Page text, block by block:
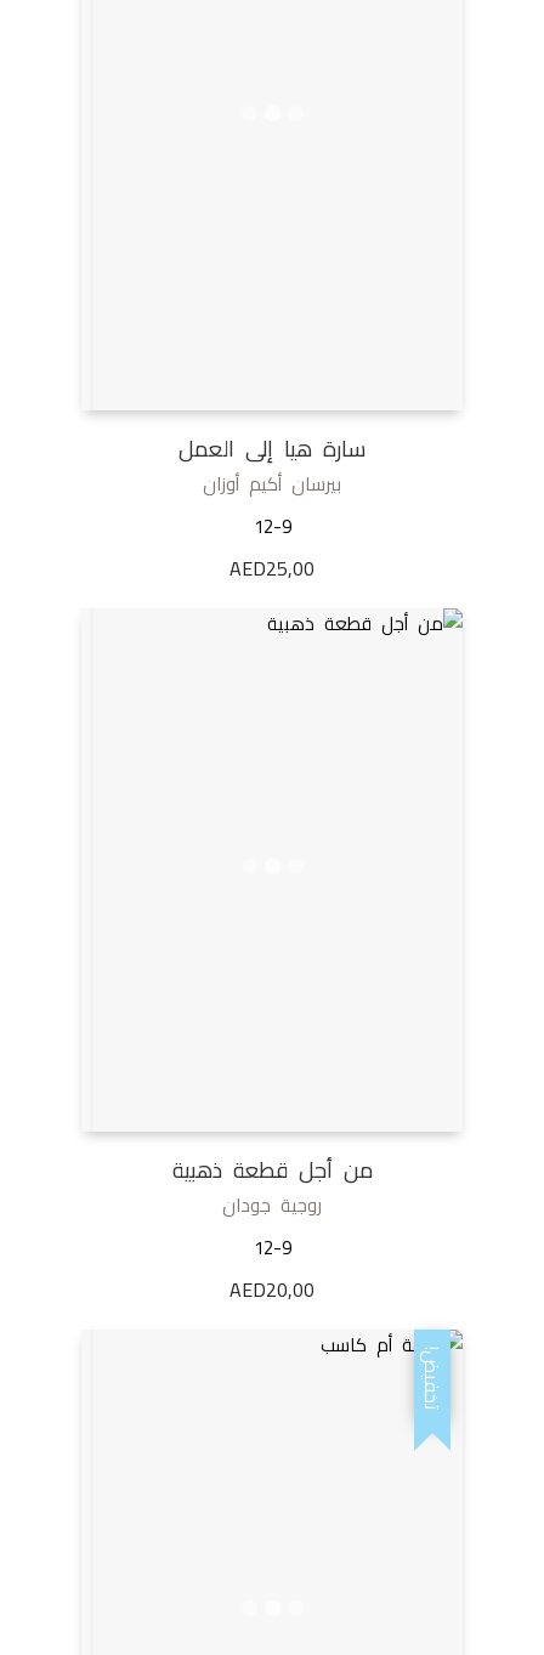
سارة هيا إلى العمل
بيرسان أكيم أوزان
12-9
AED25,00
من أجل قطعة ذهبية
روجية جودان
12-9
AED20,00
تخفيض!